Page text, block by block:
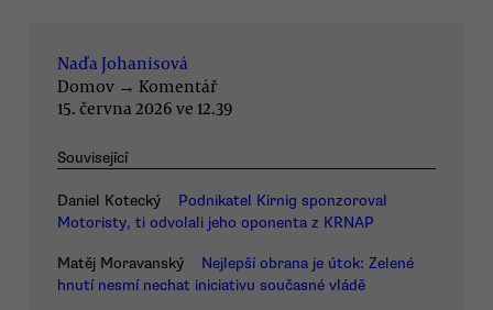
Naďa Johanisová
Domov → Komentář
15. června 2026 ve 12.39
Související
Daniel Kotecký
Podnikatel Kirnig sponzoroval
Motoristy, ti odvolali jeho oponenta z KRNAP
Matěj Moravanský
Nejlepší obrana je útok: Zelené
hnutí nesmí nechat iniciativu současné vládě